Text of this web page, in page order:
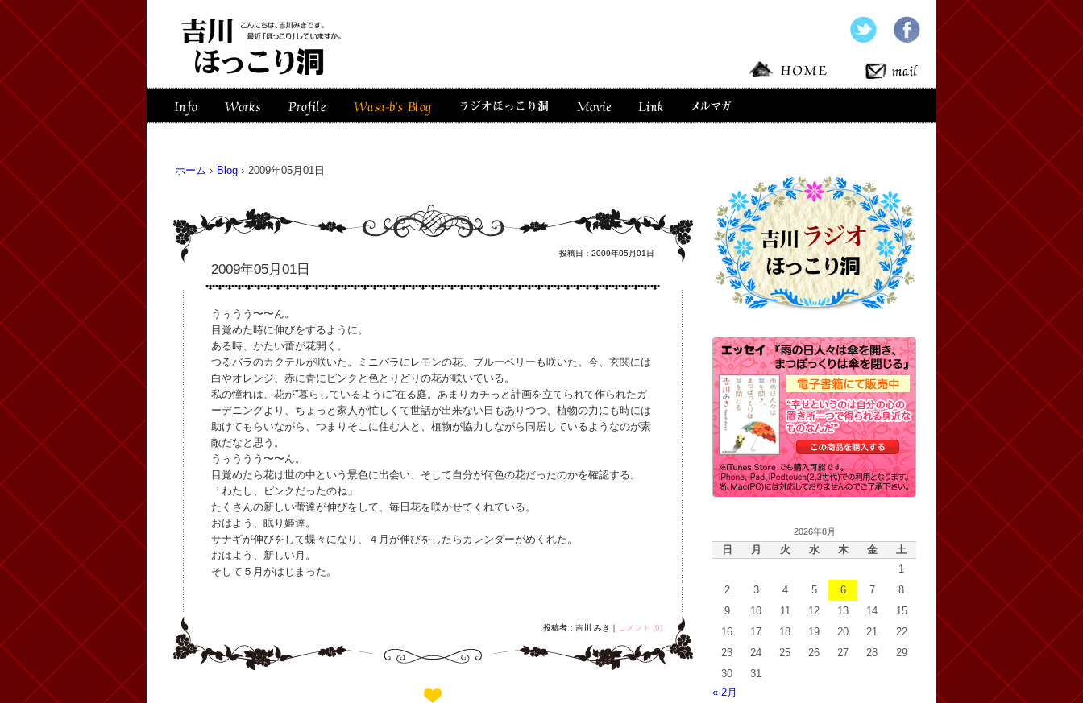
ホーム › Blog › 2009年05月01日
投稿日：2009年05月01日
2009年05月01日
うぅうう〜〜ん。
目覚めた時に伸びをするように。
ある時、かたい蕾が花開く。
つるバラのカクテルが咲いた。ミニバラにレモンの花、ブルーベリーも咲いた。今、玄関には
白やオレンジ、赤に青にピンクと色とりどりの花が咲いている。
私の憧れは、花が”暮らしているように”在る庭。あまりカチっと計画を立てられて作られたガ
ーデニングより、ちょっと家人が忙しくて世話が出来ない日もありつつ、植物の力にも時には
助けてもらいながら、つまりそこに住む人と、植物が協力しながら同居しているようなのが素
敵だなと思う。
うぅううう〜〜ん。
目覚めたら花は世の中という景色に出会い、そして自分が何色の花だったのかを確認する。
「わたし、ピンクだったのね」
たくさんの新しい蕾達が伸びをして、毎日花を咲かせてくれている。
おはよう、眠り姫達。
サナギが伸びをして蝶々になり、４月が伸びをしたらカレンダーがめくれた。
おはよう、新しい月。
そして５月がはじまった。
投稿者：吉川 みき｜ コメント (0)
2026年8月
日 月 火 水 木 金
土
1
2
3 4 5 6 7
8
9
10 11 12 13 14
15
16
17 18 19 20 21
22
23
24 25 26 27 28
29
30
31
« 2月